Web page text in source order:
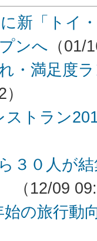
新「トイ
ンへ （01/
・満足度
ストラン
３０人が
（12/09
の旅行動